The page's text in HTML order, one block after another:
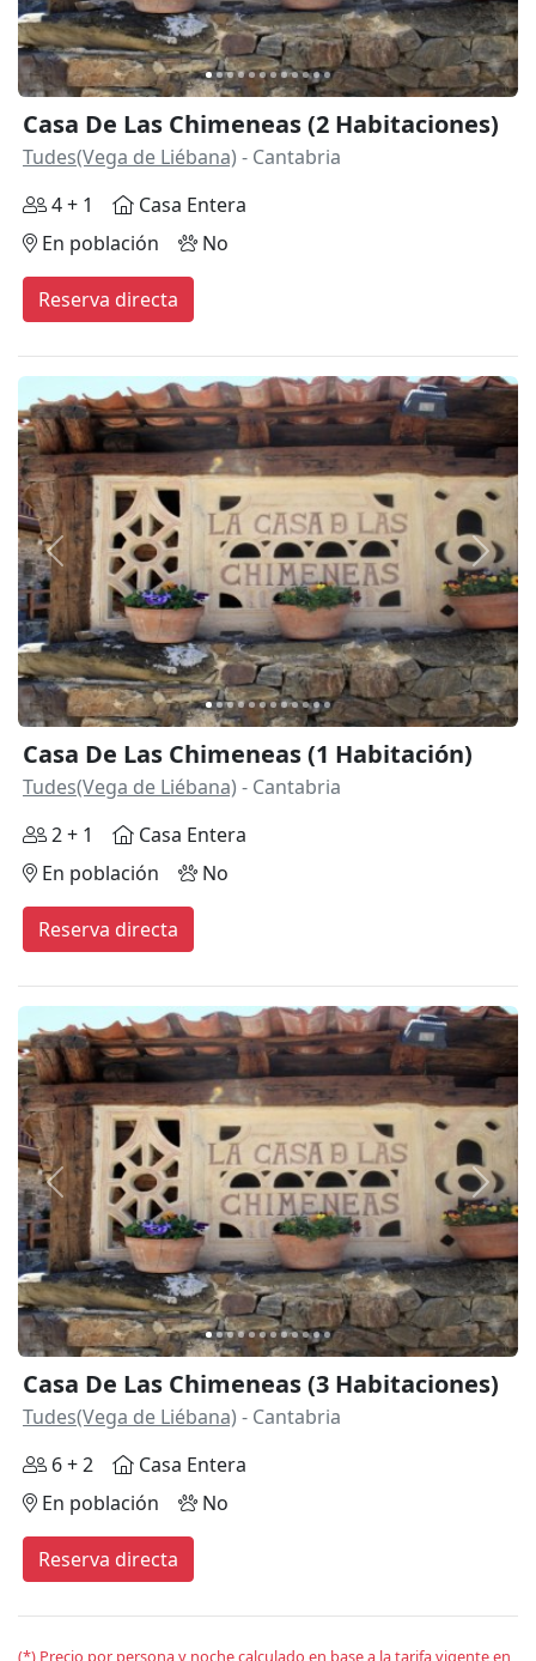
Casa De Las Chimeneas (2 Habitaciones)
Tudes(Vega de Liébana) - Cantabria
4 + 1
Casa Entera
En población
No
Reserva directa
Anterior
Casa De Las Chimeneas (1 Habitación)
Tudes(Vega de Liébana) - Cantabria
2 + 1
Casa Entera
En población
No
Reserva directa
Anterior
Casa De Las Chimeneas (3 Habitaciones)
Tudes(Vega de Liébana) - Cantabria
6 + 2
Casa Entera
En población
No
Reserva directa
(*) Precio por persona y noche calculado en base a la tarifa vigente en